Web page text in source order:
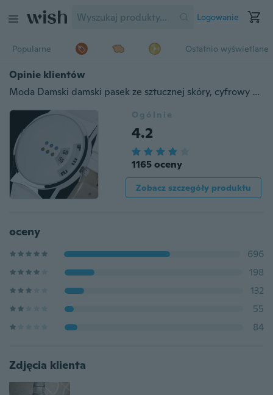
Logowanie
Popularne Ostatnio wyświetlane
Opinie klientów
Moda Damski damski pasek ze sztucznej skóry, cyfrowy kwarcowy zegarek na rękę
Ogólnie
4.2
1165 oceny
Zobacz szczegóły produktu
oceny
696
198
132
55
84
Zdjęcia klienta